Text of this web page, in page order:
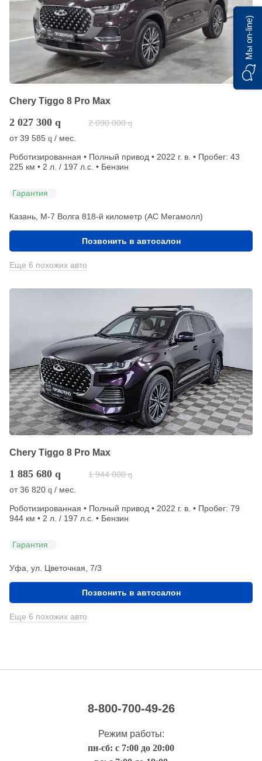
Chery Tiggo 8 Pro Max
2 027 300 q 2 090 000 q
от39 585 q / мес.
Роботизированная • Полный привод • 2022 г. в. • Пробег: 43
225 км • 2 л. / 197 л.с. • Бензин
Гарантия
Казань, М-7 Волга 818-й километр (АС Мегамолл)
Позвонить в автосалон
Еще 6 похожих авто
Chery Tiggo 8 Pro Max
1 885 680 q 1 944 000 q
от36 820 q / мес.
Роботизированная • Полный привод • 2022 г. в. • Пробег: 79
944 км • 2 л. / 197 л.с. • Бензин
Гарантия
Уфа, ул. Цветочная, 7/3
Позвонить в автосалон
Еще 6 похожих авто
8-800-700-49-26
Режим работы:
пн-сб: с 7:00 до 20:00
Мы on-line)